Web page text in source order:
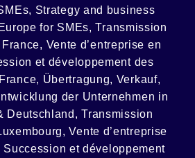
Strategy and business
for SMEs,Transmission
Vente d’entreprise en
et développement des
, Übertragung, Verkauf,
der Unternehmen in
Deutschland ,Transmission
Vente d’entreprise
Succession et développement